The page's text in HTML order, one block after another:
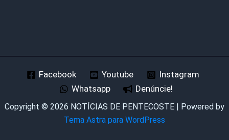
Facebook Youtube
Instagram
Whatsapp
Denúncie!
Copyright © 2026 NOTÍCIAS DE PENTECOSTE | Powered by
Tema Astra para WordPress